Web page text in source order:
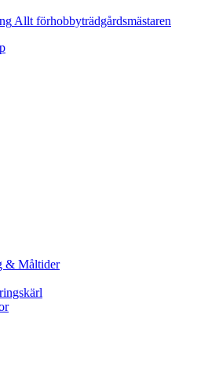
Allt förhobbyträdgårdsmästaren
& Måltider